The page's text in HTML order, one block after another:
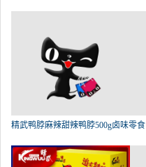
精武鸭脖麻辣甜辣鸭脖500g卤味零食